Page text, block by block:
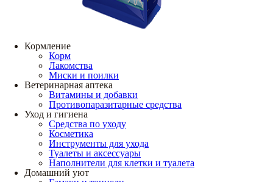
Кормление
Корм
Лакомства
Миски и поилки
Ветеринарная аптека
Витамины и добавки
Противопаразитарные средства
Уход и гигиена
Средства по уходу
Косметика
Инструменты для ухода
Туалеты и аксессуары
Наполнители для клетки и туалета
Домашний уют